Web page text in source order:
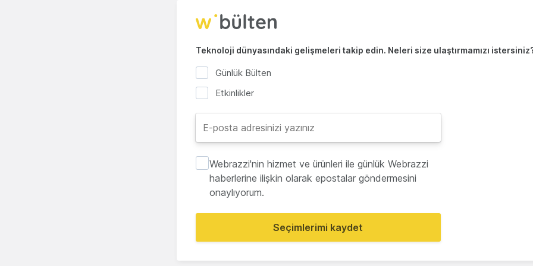
Teknoloji dünyasındaki gelişmeleri takip edin. Neleri size ulaştırmamızı
Günlük Bülten
Etkinlikler
Webrazzi'nin hizmet ve ürünleri ile günlük Webrazzi
haberlerine ilişkin olarak epostalar göndermesini
onaylıyorum.
Seçimlerimi kaydet